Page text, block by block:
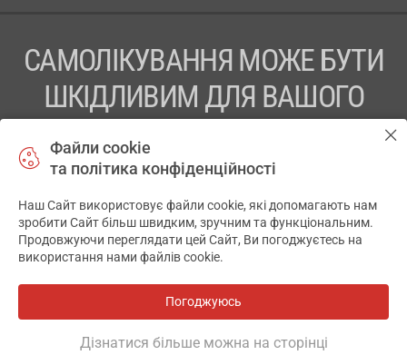
САМОЛІКУВАННЯ МОЖЕ БУТИ
ШКІДЛИВИМ ДЛЯ ВАШОГО
ПЕРЕД ЗАСТОСУВАННЯМ ПРЕПАРАТУ ПРОКОНСУЛЬТУЙТЕСЬ
ТОВ «АПТЕКА 911.ЮА» Код ЄДРПОУ 43631965.
Відмова від відповідальності
© 2014-2026. Медична інформаційна система АПТЕКА911.ЮА
Файли cookie
та політика конфіденційності
Наш Сайт використовує файли cookie, які допомагають нам
зробити Сайт більш швидким, зручним та функціональним.
Продовжуючи переглядати цей Сайт, Ви погоджуєтесь на
використання нами файлів cookie.
Погоджуюсь
Дізнатися більше можна на сторінці
✕